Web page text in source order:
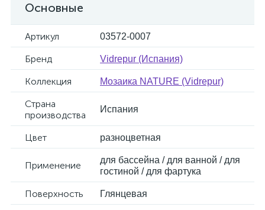
Основные
Артикул 03572-0007
Бренд Vidrepur (Испания)
Коллекция Мозаика NATURE (Vidrepur)
Страна
производства
Испания
Цвет разноцветная
Применение
для бассейна / для ванной / для
гостиной / для фартука
Поверхность Глянцевая